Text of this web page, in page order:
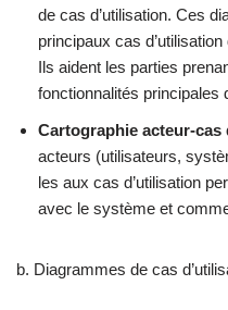
de cas d’utilisation. Ces
principaux cas
Ils aident les parties
fonctionnalités principales
Cartographie acteur-cas
acteurs (utilisateurs,
les aux cas d’utilisation
avec le système et
b. Diagrammes de cas